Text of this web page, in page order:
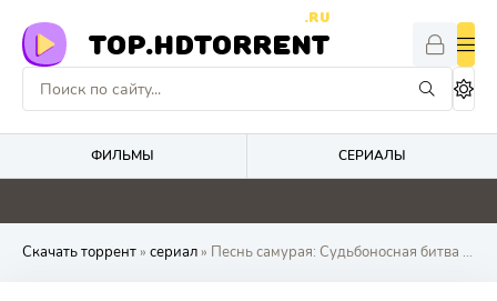
TOP.HDTORRENT
.RU
ФИЛЬМЫ СЕРИАЛЫ
0 0 4.6 0
Скачать торрент» сериал» Песнь самурая: Судьбоносная битва в Киото